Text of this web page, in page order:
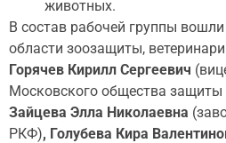
животных.
В состав рабочей группы
области зоозащиты,
Горячев Кирилл Сергеевич
Московского общества
Зайцева Элла Николаевна
РКФ), Голубева Кира